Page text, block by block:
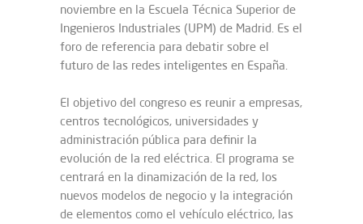
noviembre en la Escuela Técnica Superior de
Ingenieros Industriales (UPM) de Madrid. Es el
foro de referencia para debatir sobre el
futuro de las redes inteligentes en España.
El objetivo del congreso es reunir a empresas,
centros tecnológicos, universidades y
administración pública para definir la
evolución de la red eléctrica. El programa se
centrará en la dinamización de la red, los
nuevos modelos de negocio y la integración
de elementos como el vehículo eléctrico, las